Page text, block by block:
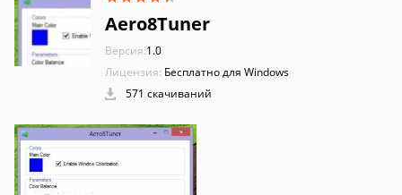
Aero8Tuner
Версия:1.0
Лицензия: Бесплатно для Windows
571 скачиваний